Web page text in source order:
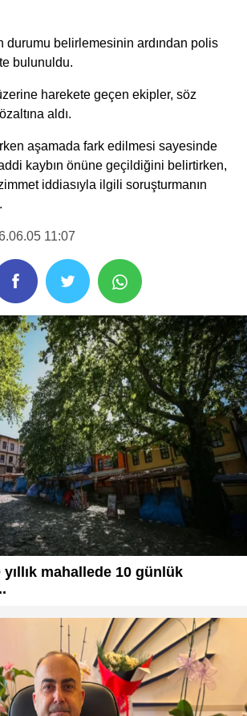
durumu belirlemesinin ardından polis
bulunuldu.
harekete geçen ekipler, söz
aldı.
aşamada fark edilmesi sayesinde
kaybın önüne geçildiğini belirtirken,
iddiasıyla ilgili soruşturmanın
11:07
mahallede 10 günlük